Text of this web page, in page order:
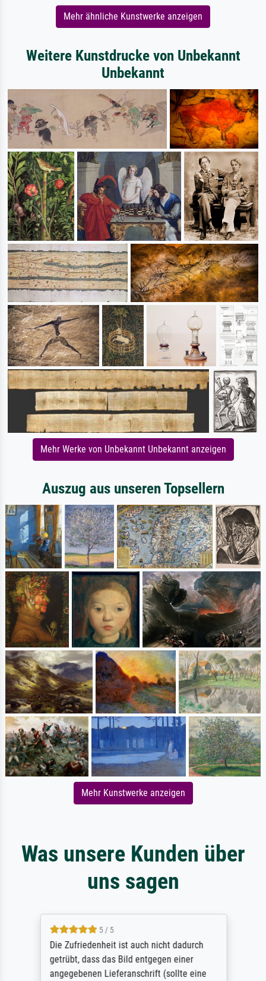
Mehr ähnliche Kunstwerke anzeigen
Weitere Kunstdrucke von Unbekannt
Unbekannt
Mehr Werke von Unbekannt Unbekannt anzeigen
Auszug aus unseren Topsellern
Mehr Kunstwerke anzeigen
Was unsere Kunden über
uns sagen
5 / 5
Die Zufriedenheit ist auch nicht dadurch
getrübt, dass das Bild entgegen einer
angegebenen Lieferanschrift (sollte eine